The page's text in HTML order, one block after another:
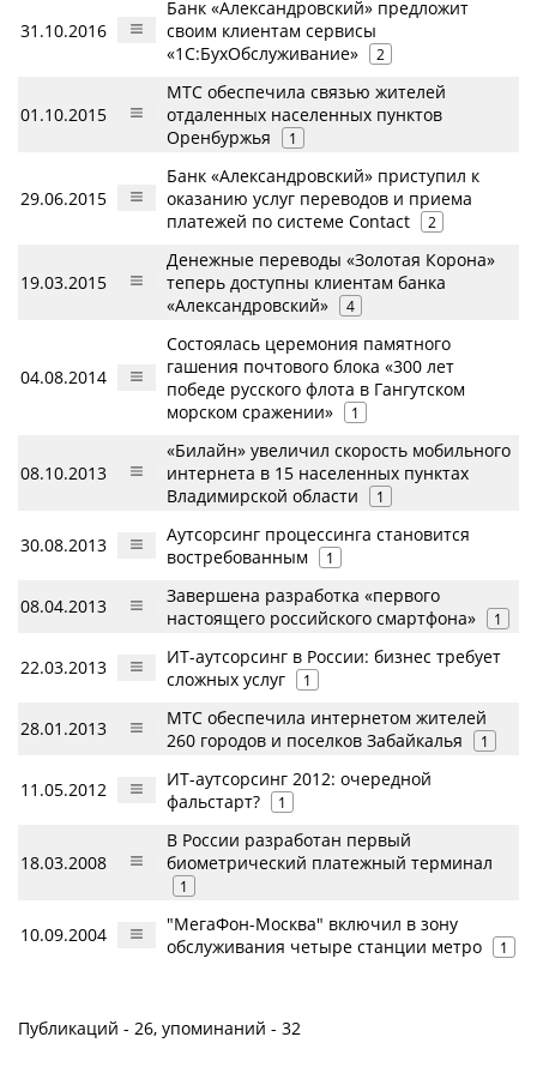
31.10.2016
Банк «Александровский» предложит
своим клиентам сервисы
«1С:БухОбслуживание»
2
01.10.2015
МТС обеспечила связью жителей
отдаленных населенных пунктов
Оренбуржья
1
29.06.2015
Банк «Александровский» приступил к
оказанию услуг переводов и приема
платежей по системе Contact
2
19.03.2015
Денежные переводы «Золотая Корона»
теперь доступны клиентам банка
«Александровский»
4
04.08.2014
Состоялась церемония памятного
гашения почтового блока «300 лет
победе русского флота в Гангутском
морском сражении»
1
08.10.2013
«Билайн» увеличил скорость мобильного
интернета в 15 населенных пунктах
Владимирской области
1
30.08.2013
Аутсорсинг процессинга становится
востребованным
1
08.04.2013
Завершена разработка «первого
настоящего российского смартфона»
1
22.03.2013
ИТ-аутсорсинг в России: бизнес требует
сложных услуг
1
28.01.2013
МТС обеспечила интернетом жителей
260 городов и поселков Забайкалья
1
11.05.2012
ИТ-аутсорсинг 2012: очередной
фальстарт?
1
18.03.2008
В России разработан первый
биометрический платежный терминал
1
10.09.2004
"МегаФон-Москва" включил в зону
обслуживания четыре станции метро
1
Публикаций - 26, упоминаний - 32